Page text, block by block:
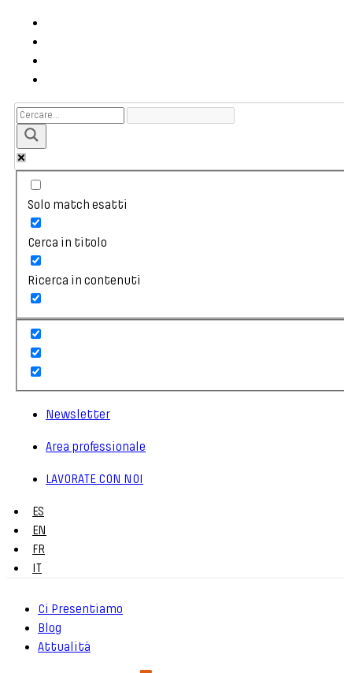
Solo match esatti
Cerca in titolo
Ricerca in contenuti
Newsletter
Area professionale
LAVORATE CON NOI
ES
EN
FR
IT
Ci Presentiamo
Blog
Attualità